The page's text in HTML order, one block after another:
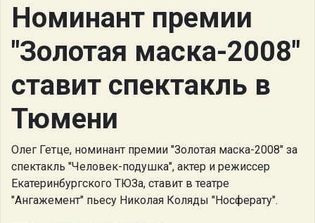
Номинант премии
"Золотая маска-2008"
ставит спектакль в
Тюмени
Олег Гетце, номинант премии "Золотая маска-2008" за
спектакль "Человек-подушка", актер и режиссер
Екатеринбургского ТЮЗа, ставит в театре
"Ангажемент" пьесу Николая Коляды "Носферату".